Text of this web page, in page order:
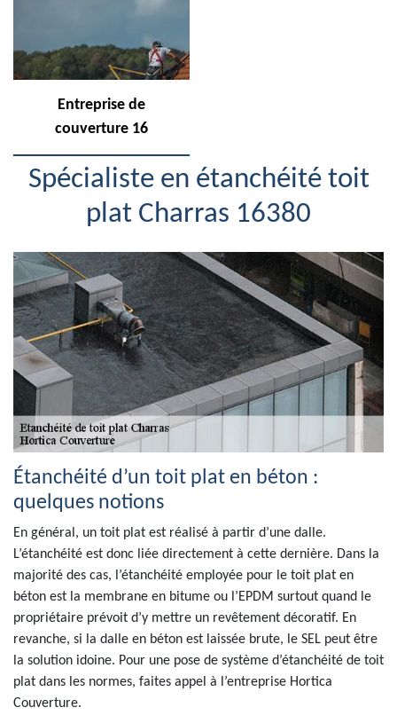
Entreprise de
couverture 16
Spécialiste en étanchéité toit
plat Charras 16380
Étanchéité d’un toit plat en béton :
quelques notions
En général, un toit plat est réalisé à partir d’une dalle.
L’étanchéité est donc liée directement à cette dernière. Dans la
majorité des cas, l’étanchéité employée pour le toit plat en
béton est la membrane en bitume ou l’EPDM surtout quand le
propriétaire prévoit d’y mettre un revêtement décoratif. En
revanche, si la dalle en béton est laissée brute, le SEL peut être
la solution idoine. Pour une pose de système d’étanchéité de toit
plat dans les normes, faites appel à l’entreprise Hortica
Couverture.